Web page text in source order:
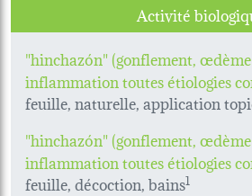
Activité
"hinchazón" (gonflement,
inflammation toutes étiologies
feuille, naturelle, application
"hinchazón" (gonflement,
inflammation toutes étiologies
feuille, décoction, bains1